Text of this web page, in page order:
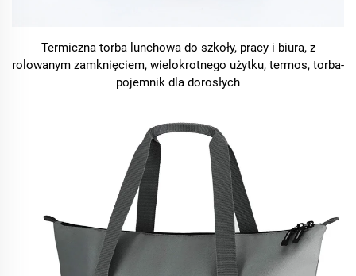
Termiczna torba lunchowa do szkoły, pracy i biura, z
rolowanym zamknięciem, wielokrotnego użytku, termos, torba-
pojemnik dla dorosłych